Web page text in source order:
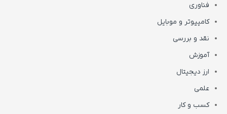
فناوری
کامپیوتر و موبایل
نقد و بررسی
آموزش
ارز دیجیتال
علمی
کسب و کار